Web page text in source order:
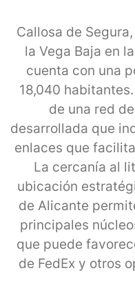
Callosa de
la Vega Baja en
cuenta con una
18,040
de una red
desarrollada que
enlaces que
La cercanía al
ubicación
de Alicante
principales
que puede
de FedEx y otros